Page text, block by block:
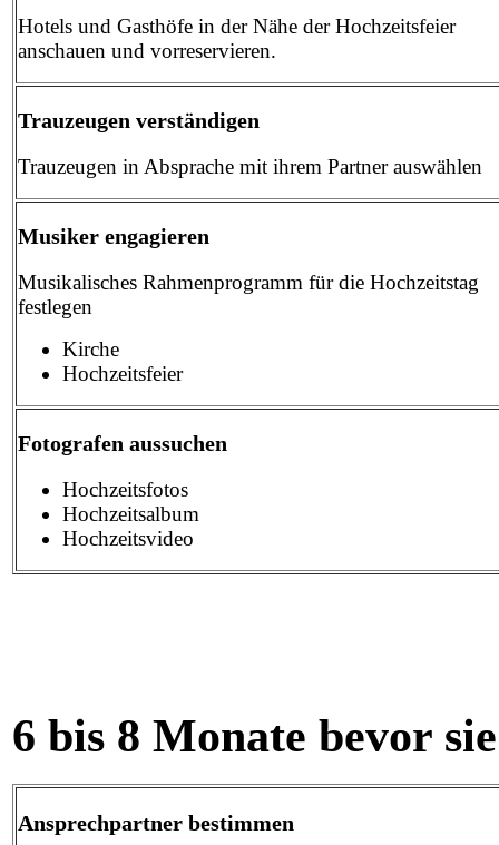
Hotels und Gasthöfe in der Nähe der Hochzeitsfeier
anschauen und vorreservieren.
Trauzeugen verständigen
Trauzeugen in Absprache mit ihrem Partner auswählen
Musiker engagieren
Musikalisches Rahmenprogramm für die Hochzeitstag
festlegen
Kirche
Hochzeitsfeier
Fotografen aussuchen
Hochzeitsfotos
Hochzeitsalbum
Hochzeitsvideo
6 bis 8 Monate bevor
Ansprechpartner bestimmen